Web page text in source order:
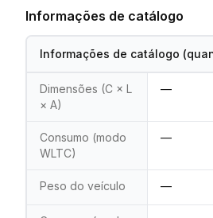
Informações de catálogo
Informações de catálogo
Dimensões (C × L
× A)
—
Consumo (modo
WLTC)
—
Peso do veículo —